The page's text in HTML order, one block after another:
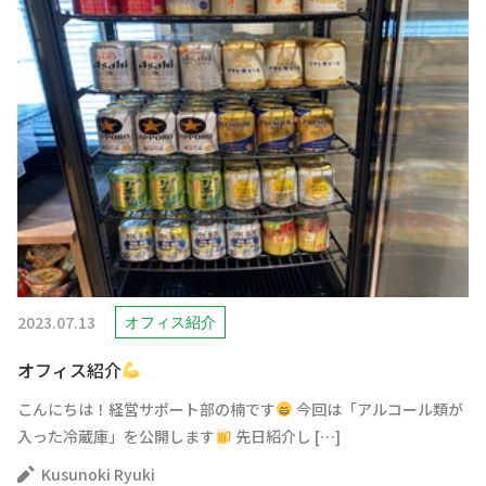
2023.07.13 オフィス紹介
オフィス紹介
こんにちは！経営サポート部の楠です
今回は「アルコール類が
入った冷蔵庫」を公開します
先日紹介し […]
Kusunoki Ryuki